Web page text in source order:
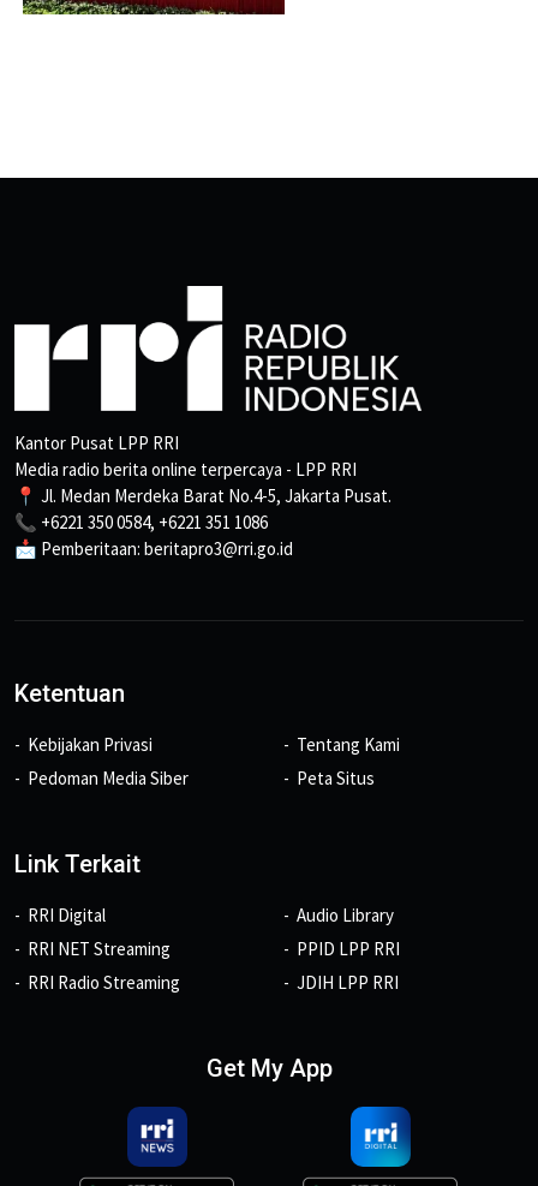
Kantor Pusat LPP RRI
Media radio berita online terpercaya - LPP RRI
📍 Jl. Medan Merdeka Barat No.4-5, Jakarta Pusat.
📞 +6221 350 0584, +6221 351 1086
📩 Pemberitaan: beritapro3@rri.go.id
Ketentuan
Kebijakan Privasi
Pedoman Media Siber
Tentang Kami
Peta Situs
Link Terkait
RRI Digital
RRI NET Streaming
RRI Radio Streaming
Audio Library
PPID LPP RRI
JDIH LPP RRI
Get My App